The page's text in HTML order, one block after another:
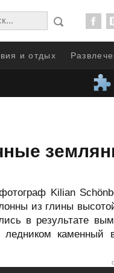
и отдых
Kilian
из глины
в результате
каменный